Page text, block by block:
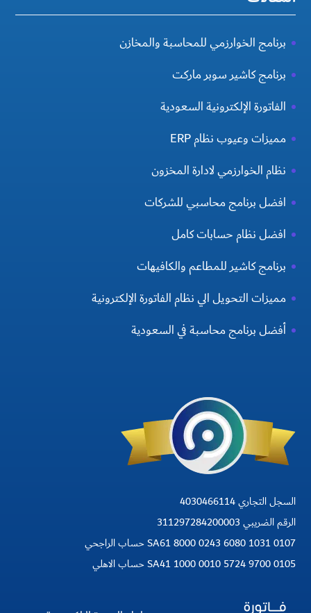
برنامج الخوارزمي للمحاسبة والمخازن
برنامج كاشير سوبر ماركت
الفاتورة الإلكترونية السعودية
مميزات وعيوب نظام ERP
نظام الخوارزمي لادارة المخزون
افضل برنامج محاسبي للشركات
افضل نظام حسابات كامل
برنامج كاشير للمطاعم والكافيهات
مميزات التحويل الي نظام الفاتورة الإلكترونية
أفضل برنامج محاسبة في السعودية
السجل التجاري 4030466114
الرقم الضريبي 311297284200003
SA61 8000 0243 6080 1031 0107 حساب الراجحي
SA41 1000 0010 5724 9700 0105 حساب الاهلي